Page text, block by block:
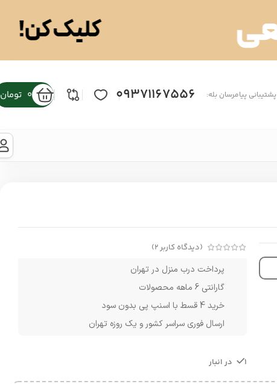
پشتیبانی پیامرسان بله: 09371167556
0 تومان
(دیدگاه کاربر2
)
پرداخت درب منزل در تهران
گارانتی 6 ماهه محصولات
خرید 4 قسط با اسنپ پی بدون سود
ارسال فوری سراسر کشور و یک روزه تهران
1 در انبار